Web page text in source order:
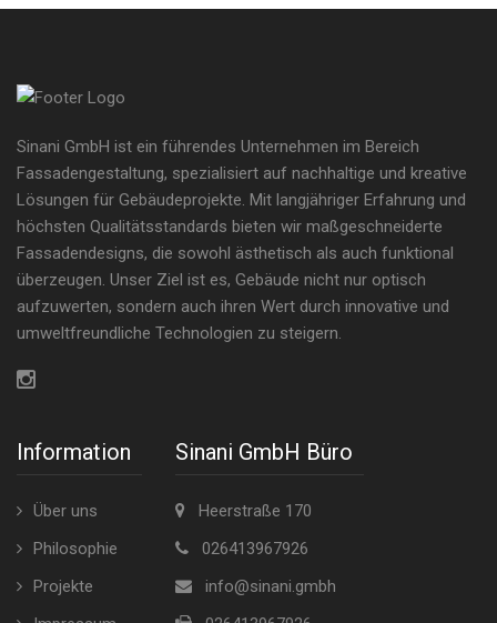
Sinani GmbH ist ein führendes Unternehmen im Bereich
Fassadengestaltung, spezialisiert auf nachhaltige und kreative
Lösungen für Gebäudeprojekte. Mit langjähriger Erfahrung und
höchsten Qualitätsstandards bieten wir maßgeschneiderte
Fassadendesigns, die sowohl ästhetisch als auch funktional
überzeugen. Unser Ziel ist es, Gebäude nicht nur optisch
aufzuwerten, sondern auch ihren Wert durch innovative und
umweltfreundliche Technologien zu steigern.
Information
Über uns
Philosophie
Projekte
Sinani GmbH Büro
Heerstraße 170
026413967926
info@sinani.gmbh